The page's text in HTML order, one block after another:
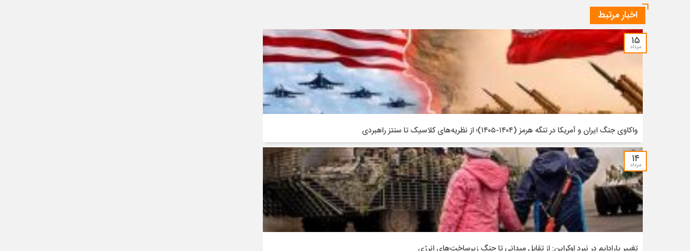
اخبار مرتبط
۱۵
مرداد
واکاوی جنگ ایران و آمریکا در تنگه هرمز (۱۴۰۴-۱۴۰۵)؛ از نظریه‌های کلاسیک تا سنتز راهبردی
۱۴
مرداد